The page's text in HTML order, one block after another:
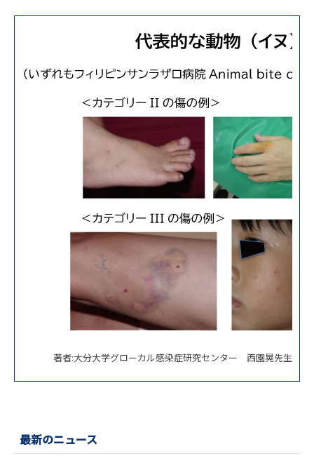
著者:大分大学グローカル感染症研究センター 西園晃先生
最新のニュース